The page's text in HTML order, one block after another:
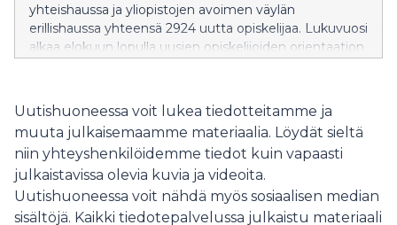
yhteishaussa ja yliopistojen avoimen väylän
erillishaussa yhteensä 2924 uutta opiskelijaa. Lukuvuosi
alkaa elokuun lopulla uusien opiskelijoiden orientaation
Uutishuoneessa voit lukea tiedotteitamme ja
muuta julkaisemaamme materiaalia. Löydät sieltä
niin yhteyshenkilöidemme tiedot kuin vapaasti
julkaistavissa olevia kuvia ja videoita.
Uutishuoneessa voit nähdä myös sosiaalisen median
sisältöjä. Kaikki tiedotepalvelussa julkaistu materiaali